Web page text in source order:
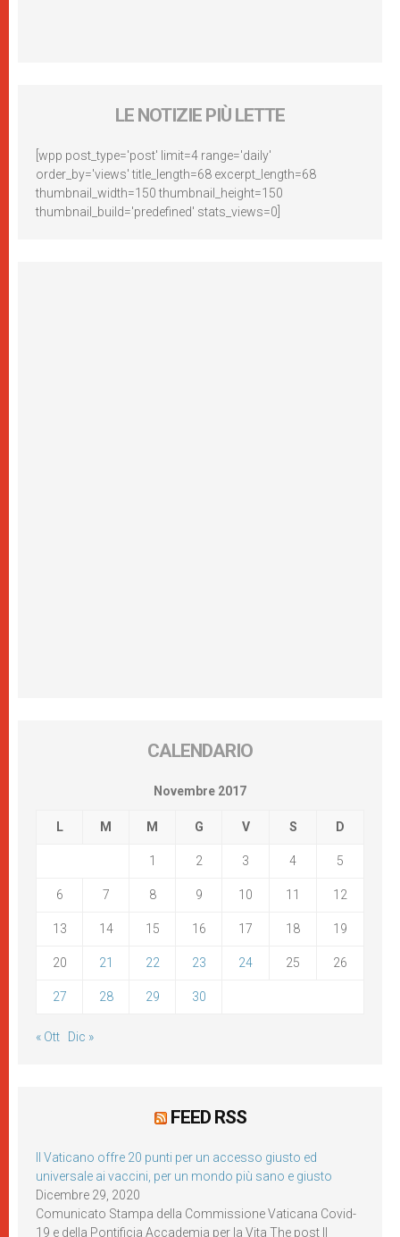
LE NOTIZIE PIÙ LETTE
[wpp post_type='post' limit=4 range='daily'
order_by='views' title_length=68 excerpt_length=68
thumbnail_width=150 thumbnail_height=150
thumbnail_build='predefined' stats_views=0]
CALENDARIO
Novembre 2017
L M M G V S D
1 2 3 4 5
6 7 8 9 10 11 12
13 14 15 16 17 18 19
20 21 22 23 24 25 26
27 28 29 30
« Ott Dic »
FEED RSS
Il Vaticano offre 20 punti per un accesso giusto ed
universale ai vaccini, per un mondo più sano e giusto
Dicembre 29, 2020
Comunicato Stampa della Commissione Vaticana Covid-
19 e della Pontificia Accademia per la Vita The post Il